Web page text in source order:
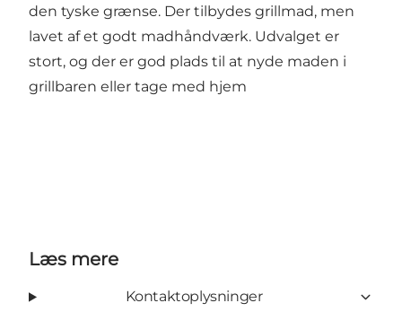
den tyske grænse. Der tilbydes grillmad, men
lavet af et godt madhåndværk. Udvalget er
stort, og der er god plads til at nyde maden i
grillbaren eller tage med hjem
Læs mere
Kontaktoplysninger